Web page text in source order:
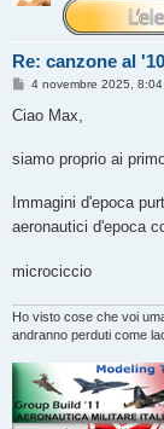
Re: canzone al
M
s
g
o
4 novembre 2025, 8:04
Ciao Max,
siamo proprio ai
Immagini d'epoca
aeronautici d'epoca
microciccio
Ho visto cose che voi
andranno perduti come